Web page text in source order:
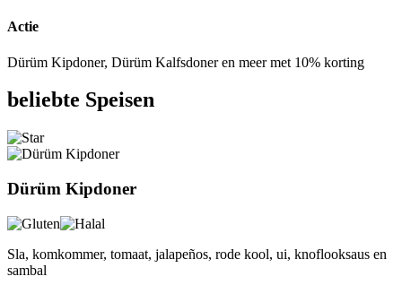
Actie
Dürüm Kipdoner, Dürüm Kalfsdoner en meer met 10% korting
beliebte Speisen
Dürüm Kipdoner
Sla, komkommer, tomaat, jalapeños, rode kool, ui, knoflooksaus en
sambal